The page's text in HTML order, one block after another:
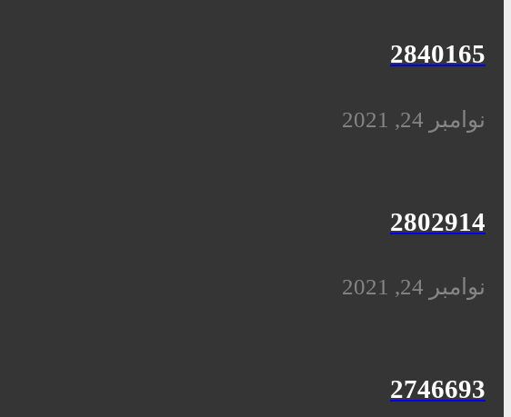
2840165
نوامبر 24, 2021
2802914
نوامبر 24, 2021
2746693